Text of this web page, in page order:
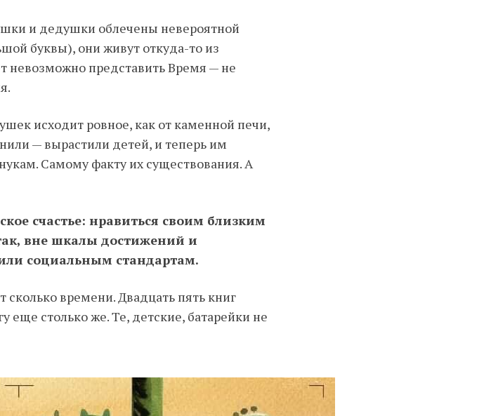
и дедушки облечены невероятной
буквы), они живут откуда-то из
невозможно представить Время — не
исходит ровное, как от каменной печи,
— вырастили детей, и теперь им
Самому факту их существования. А
счастье: нравиться своим близким
вне шкалы достижений и
социальным стандартам.
сколько времени. Двадцать пять книг
столько же. Те, детские, батарейки не